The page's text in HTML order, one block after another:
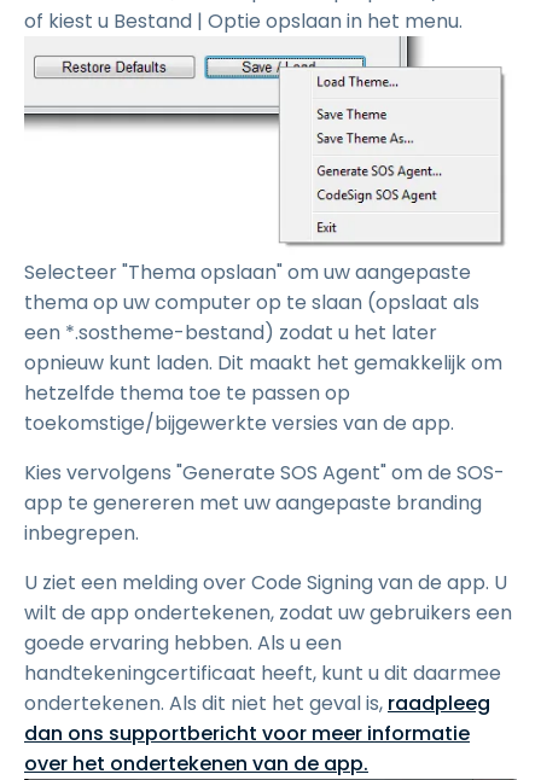
of kiest u Bestand | Optie opslaan in het menu.
Selecteer "Thema opslaan" om uw aangepaste
thema op uw computer op te slaan (opslaat als
een *.sostheme-bestand) zodat u het later
opnieuw kunt laden. Dit maakt het gemakkelijk om
hetzelfde thema toe te passen op
toekomstige/bijgewerkte versies van de app.
Kies vervolgens "Generate SOS Agent" om de SOS-
app te genereren met uw aangepaste branding
inbegrepen.
U ziet een melding over Code Signing van de app. U
wilt de app ondertekenen, zodat uw gebruikers een
goede ervaring hebben. Als u een
handtekeningcertificaat heeft, kunt u dit daarmee
ondertekenen. Als dit niet het geval is, raadpleeg
dan ons supportbericht voor meer informatie
over het ondertekenen van de app.